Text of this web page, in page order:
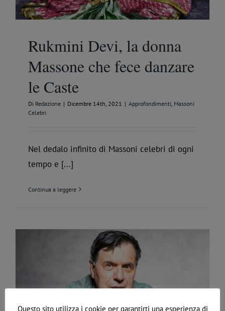
Rukmini Devi, la donna
Massone che fece danzare
le Caste
Di Redazione | Dicembre 14th, 2021 | Approfondimenti Massoni
Celebri
Nel dedalo infinito di Massoni celebri di ogni
tempo e [...]
Continua a leggere
Questo sito utilizza i cookie per garantirti una esperienza di